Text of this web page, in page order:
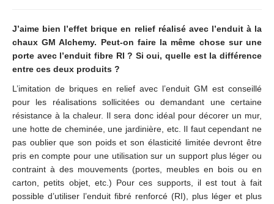
J’aime bien l’effet brique en relief réalisé avec l’enduit à la
chaux GM Alchemy. Peut-on faire la même chose sur une
porte avec l’enduit fibre RI ? Si oui, quelle est la différence
entre ces deux produits ?
L’imitation de briques en relief avec l’enduit GM est conseillé
pour les réalisations sollicitées ou demandant une certaine
résistance à la chaleur. Il sera donc idéal pour décorer un mur,
une hotte de cheminée, une jardinière, etc. Il faut cependant ne
pas oublier que son poids et son élasticité limitée devront être
pris en compte pour une utilisation sur un support plus léger ou
contraint à des mouvements (portes, meubles en bois ou en
carton, petits objet, etc.) Pour ces supports, il est tout à fait
possible d’utiliser l’enduit fibré renforcé (RI), plus léger et plus